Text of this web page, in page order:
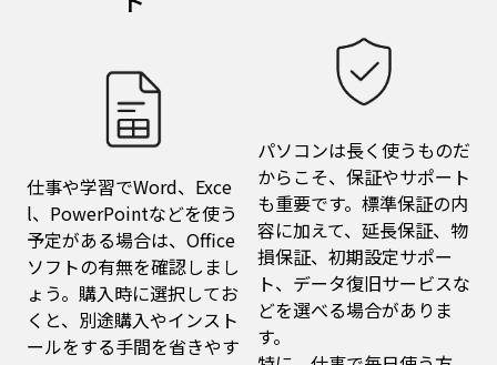
仕事や学習でWord、Exce
l、PowerPointなどを使う
予定がある場合は、Office
ソフトの有無を確認しまし
ょう。購入時に選択してお
くと、別途購入やインスト
ールをする手間を省きやす
パソコンは長く使うものだ
からこそ、保証やサポート
も重要です。標準保証の内
容に加えて、延長保証、物
損保証、初期設定サポー
ト、データ復旧サービスな
どを選べる場合がありま
す。